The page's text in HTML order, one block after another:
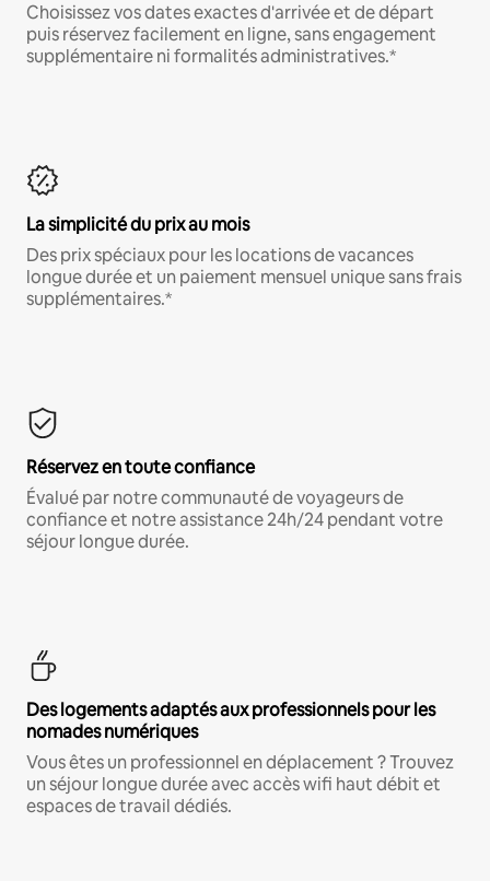
Choisissez vos dates exactes d'arrivée et de départ
puis réservez facilement en ligne, sans engagement
supplémentaire ni formalités administratives.*
La simplicité du prix au mois
Des prix spéciaux pour les locations de vacances
longue durée et un paiement mensuel unique sans frais
supplémentaires.*
Réservez en toute confiance
Évalué par notre communauté de voyageurs de
confiance et notre assistance 24h/24 pendant votre
séjour longue durée.
Des logements adaptés aux professionnels pour les
nomades numériques
Vous êtes un professionnel en déplacement ? Trouvez
un séjour longue durée avec accès wifi haut débit et
espaces de travail dédiés.